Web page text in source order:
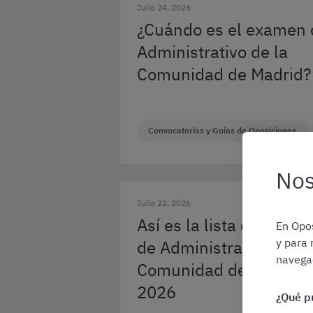
Julio 24, 2026
¿Cuándo es el examen
Administrativo de la
Comunidad de Madrid?
Convocatorias y Guías de Oposiciones
Julio 22, 2026
Así es la lista de
de Administrativo de la
Comunidad de Madrid
2026
En
y para
¿Qué